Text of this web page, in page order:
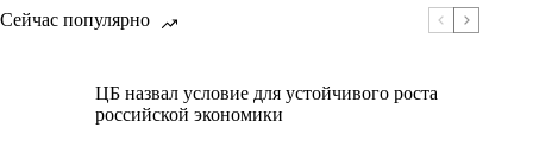
Сейчас популярно
ЦБ назвал условие для устойчивого роста
российской экономики